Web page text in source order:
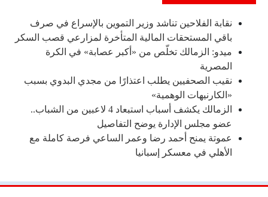
نقابة الفلاحين تناشد وزير التموين بالإسراع في صرف
باقي المستحقات المالية المتأخرة لمزارعي قصب السكر
ميدو: الزمالك تخلّص من «أكبر عصابة» في الكرة
المصرية
نقيب الصحفيين يطلب اعتذارًا من مجدي البدوي بسبب
«الكارنيهات الوهمية»
الزمالك يكشف أسباب استبعاد 4 لاعبين من الشباب..
عضو مجلس الإدارة يوضح التفاصيل
عموتة يمنح أحمد رضا وعمر الساعي فرصة كاملة مع
الأهلي في معسكر إسبانيا